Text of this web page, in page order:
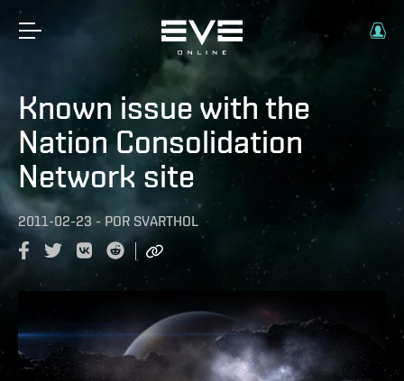
Known issue with the
Nation Consolidation
Network site
2011-02-23 - POR SVARTHOL